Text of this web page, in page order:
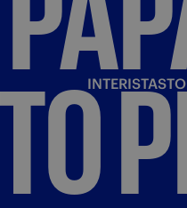
INTERISTA